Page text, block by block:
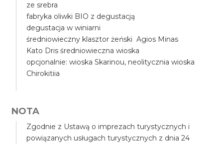
ze srebra
fabryka oliwki BIO z degustacją
degustacja w winiarni
średniowieczny klasztor żeński Agios Minas
Kato Dris średniowieczna wioska
opcjonalnie: wioska Skarinou, neolitycznia wioska
Chirokitiia
NOTA
Zgodnie z Ustawą o imprezach turystycznych i
powiązanych usługach turystycznych z dnia 24